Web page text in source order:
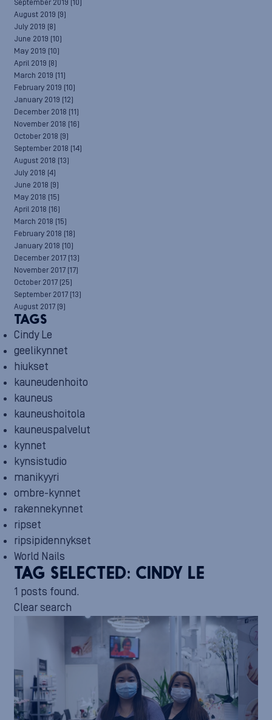
September 2019 (10)
August 2019 (9)
July 2019 (8)
June 2019 (10)
May 2019 (10)
April 2019 (8)
March 2019 (11)
February 2019 (10)
January 2019 (12)
December 2018 (11)
November 2018 (16)
October 2018 (9)
September 2018 (14)
August 2018 (13)
July 2018 (4)
June 2018 (9)
May 2018 (15)
April 2018 (16)
March 2018 (15)
February 2018 (18)
January 2018 (10)
December 2017 (13)
November 2017 (17)
October 2017 (25)
September 2017 (13)
August 2017 (9)
TAGS
Cindy Le
geelikynnet
hiukset
kauneudenhoito
kauneus
kauneushoitola
kauneuspalvelut
kynnet
kynsistudio
manikyyri
ombre-kynnet
rakennekynnet
ripset
ripsipidennykset
World Nails
TAG SELECTED: CINDY LE
1 posts found.
Clear search